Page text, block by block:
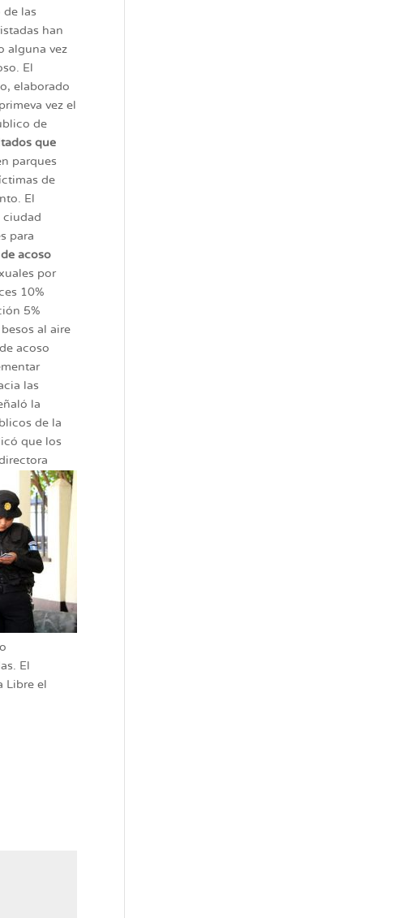
de las
han
alguna vez
El
elaborado
vez el
de
que
parques
de
El
ciudad
para
acoso
por
10%
5%
al aire
acoso
las
la
de la
que los
El
Libre el